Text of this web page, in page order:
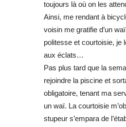
toujours là où on les
Ainsi, me rendant à
voisin me gratifie d’un
politesse et courtoisie, je
aux éclats…
Pas plus tard que la
rejoindre la piscine et
obligatoire, tenant ma
un waï. La courtoisie
stupeur s’empara de